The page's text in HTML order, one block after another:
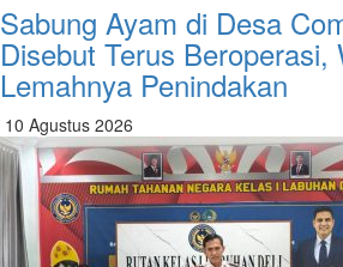
Sabung Ayam di Desa
Disebut Terus Beroperasi,
Lemahnya Penindakan
10 Agustus 2026